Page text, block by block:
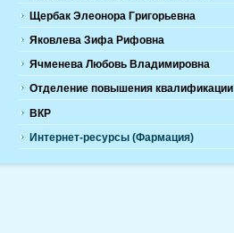
Щербак Элеонора Григорьевна
Яковлева Зифа Рифовна
Ячменева Любовь Владимировна
Отделение повышения квалификации
ВКР
Интернет-ресурсы (Фармация)